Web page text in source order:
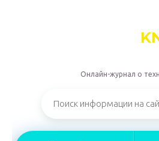
Онлайн-журнал о